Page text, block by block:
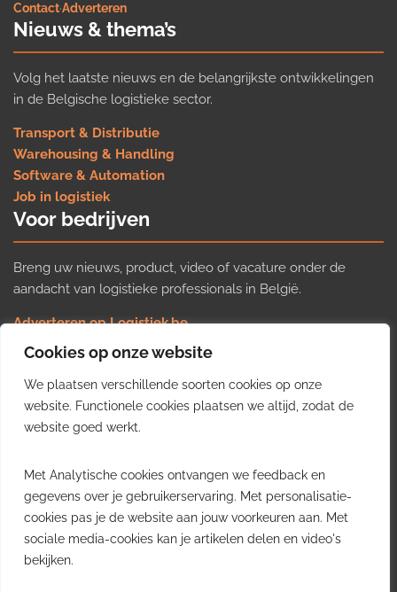
Cookies op onze website
We plaatsen verschillende soorten cookies op onze
website. Functionele cookies plaatsen we altijd, zodat de
website goed werkt.
Met Analytische cookies ontvangen we feedback en
gegevens over je gebruikerservaring. Met personalisatie-
cookies pas je de website aan jouw voorkeuren aan. Met
sociale media-cookies kan je artikelen delen en video's
bekijken.
Contact·Adverteren
Nieuws & thema’s
Volg het laatste nieuws en de belangrijkste ontwikkelingen
in de Belgische logistieke sector.
Transport & Distributie
Warehousing & Handling
Software & Automation
Job in logistiek
Voor bedrijven
Breng uw nieuws, product, video of vacature onder de
aandacht van logistieke professionals in België.
Adverteren op Logistiek.be
Nieuws insturen
Uw video op Logistiek.TV
Job plaatsen
Gratis wekelijkse update
inzichten uit de Belgische logistieke sector in uw inbox.
Ontvang je gratis
wekelijkse update